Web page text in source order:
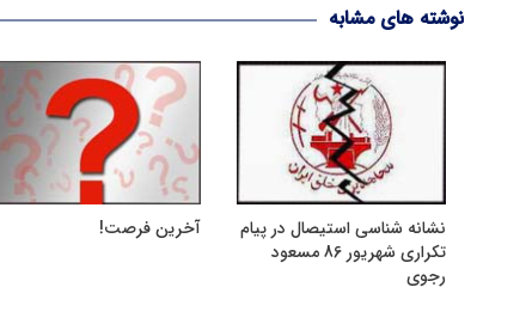
نوشته های مشابه
نشانه شناسی استیصال در پیام
تکراری شهریور 86 مسعود
رجوی
آخرین فرصت!